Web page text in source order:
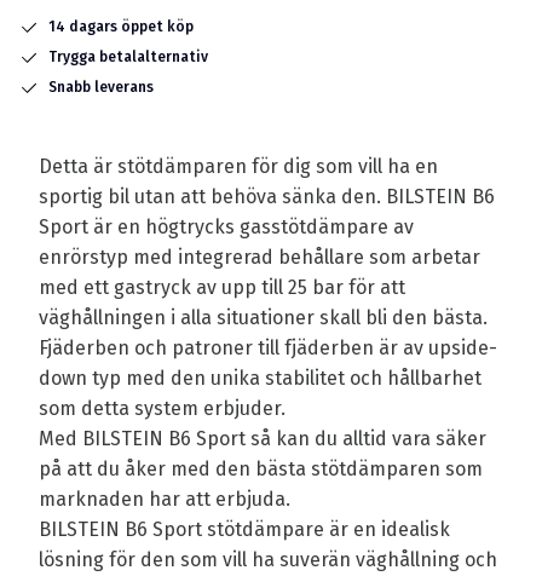
14 dagars öppet köp
Trygga betalalternativ
Snabb leverans
Detta är stötdämparen för dig som vill ha en
sportig bil utan att behöva sänka den. BILSTEIN B6
Sport är en högtrycks gasstötdämpare av
enrörstyp med integrerad behållare som arbetar
med ett gastryck av upp till 25 bar för att
väghållningen i alla situationer skall bli den bästa.
Fjäderben och patroner till fjäderben är av upside-
down typ med den unika stabilitet och hållbarhet
som detta system erbjuder.
Med BILSTEIN B6 Sport så kan du alltid vara säker
på att du åker med den bästa stötdämparen som
marknaden har att erbjuda.
BILSTEIN B6 Sport stötdämpare är en idealisk
lösning för den som vill ha suverän väghållning och